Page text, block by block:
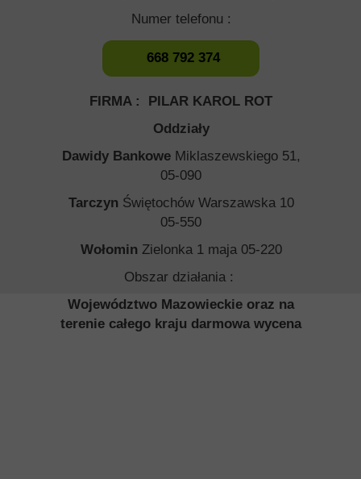
668 792 374
Numer telefonu :
FIRMA : PILAR KAROL ROT
Oddziały
Dawidy Bankowe Miklaszewskiego 51,
05-090
Tarczyn Świętochów Warszawska 10
05-550
Wołomin Zielonka 1 maja 05-220
Obszar działania :
Województwo Mazowieckie oraz na
terenie całego kraju darmowa wycena